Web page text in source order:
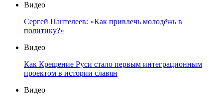
Видео
Сергей Пантелеев: «Как привлечь молодёжь в
политику?»
Видео
Как Крещение Руси стало первым интеграционным
проектом в истории славян
Видео